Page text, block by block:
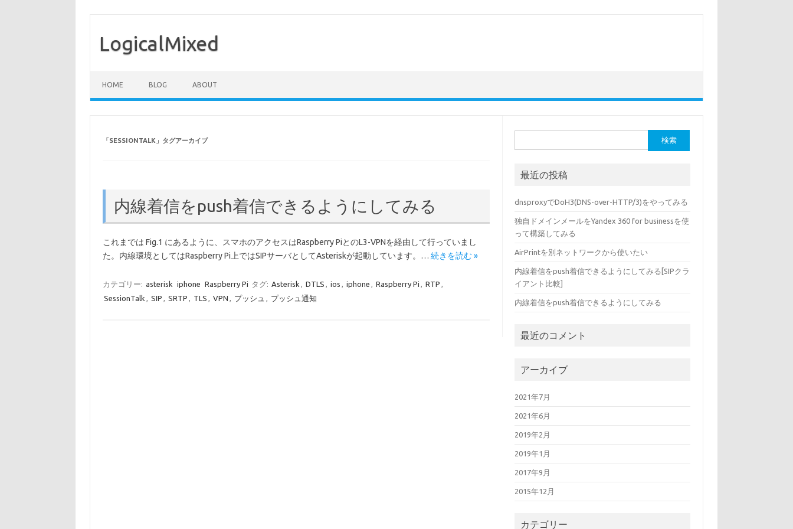
LogicalMixed
HOME BLOG ABOUT
「SESSIONTALK 」タグアーカイブ
内線着信をpush着信できるようにしてみる
これまでは Fig.1 にあるように、スマホのアクセスはRaspberry PiとのL3-VPNを経由して行っていまし
た。内線環境としてはRaspberry Pi上ではSIPサーバとしてAsteriskが起動しています。… 続きを読む »
カテゴリー: asterisk iphone Raspberry Pi タグ: Asterisk , DTLS , ios , iphone , Raspberry Pi , RTP ,
SessionTalk , SIP , SRTP , TLS , VPN , プッシュ , プッシュ通知
索:
最近の投稿
dnsproxyでDoH3(DNS-over-HTTP/3)をやってみる
独自ドメインメールをYandex 360 for businessを使
って構築してみる
AirPrintを別ネットワークから使いたい
内線着信をpush着信できるようにしてみる[SIPクラ
イアント比較]
内線着信をpush着信できるようにしてみる
最近のコメント
アーカイブ
2021年7月
2021年6月
2019年2月
2019年1月
2017年9月
2015年12月
カテゴリー